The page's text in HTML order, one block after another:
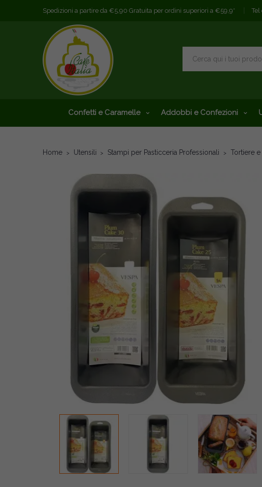
Spedizioni a partire da €5,90 Gratuita per ordini superiori a €59,9* Tel
Confetti e Caramelle Addobbi e Confezioni
Home Utensili Stampi per Pasticceria Professionali Tortiere